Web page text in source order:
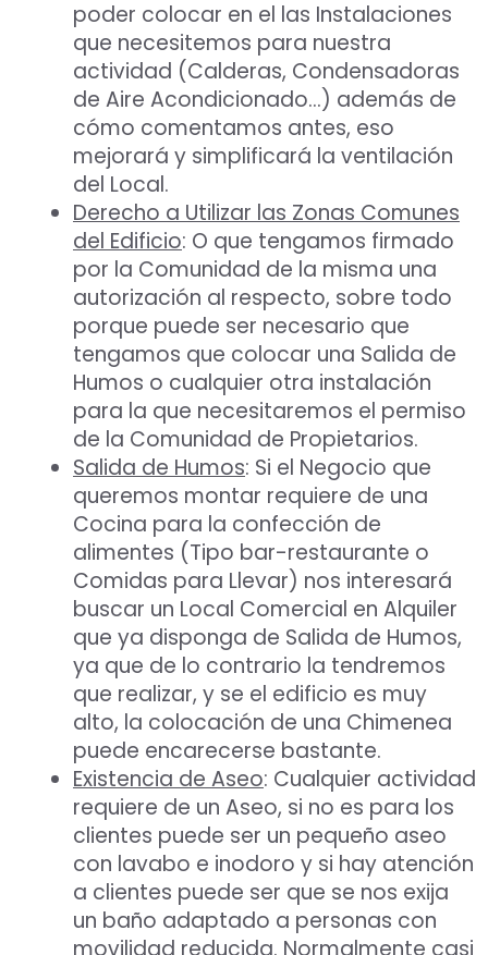
poder colocar en el las Instalaciones
que necesitemos para nuestra
actividad (Calderas, Condensadoras
de Aire Acondicionado…) además de
cómo comentamos antes, eso
mejorará y simplificará la ventilación
del Local.
Derecho a Utilizar las Zonas Comunes
del Edificio: O que tengamos firmado
por la Comunidad de la misma una
autorización al respecto, sobre todo
porque puede ser necesario que
tengamos que colocar una Salida de
Humos o cualquier otra instalación
para la que necesitaremos el permiso
de la Comunidad de Propietarios.
Salida de Humos: Si el Negocio que
queremos montar requiere de una
Cocina para la confección de
alimentes (Tipo bar-restaurante o
Comidas para Llevar) nos interesará
buscar un Local Comercial en Alquiler
que ya disponga de Salida de Humos,
ya que de lo contrario la tendremos
que realizar, y se el edificio es muy
alto, la colocación de una Chimenea
puede encarecerse bastante.
Existencia de Aseo: Cualquier actividad
requiere de un Aseo, si no es para los
clientes puede ser un pequeño aseo
con lavabo e inodoro y si hay atención
a clientes puede ser que se nos exija
un baño adaptado a personas con
movilidad reducida. Normalmente casi